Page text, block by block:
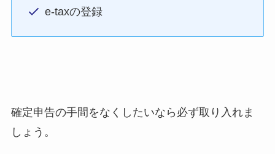
e-taxの登録
確定申告の手間をなくしたいなら必ず取り入れま
しょう。